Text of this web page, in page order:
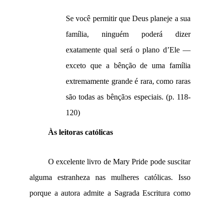
Se você permitir que Deus planeje a sua
família, ninguém poderá dizer
exatamente qual será o plano d’Ele —
exceto que a bênção de uma família
extremamente grande é rara, como raras
são todas as bênçãos especiais. (p. 118-
120)
Às leitoras católicas
O excelente livro de Mary Pride pode suscitar
alguma estranheza nas mulheres católicas. Isso
porque a autora admite a Sagrada Escritura como